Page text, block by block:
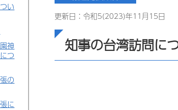
い
神
つ
の
に
更新日：令和5(2023)年11月15日
知事の台湾訪問に